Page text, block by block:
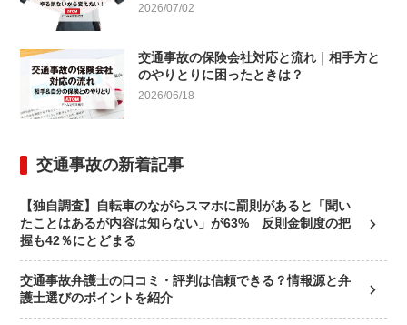
2026/07/02
交通事故の保険会社対応と流れ｜相手方と
のやりとりに困ったときは？
2026/06/18
交通事故の新着記事
【独自調査】自転車のながらスマホに罰則があると「聞い
たことはあるが内容は知らない」が63% 反則金制度の把
握も42％にとどまる
交通事故弁護士の口コミ・評判は信頼できる？情報源と弁
護士選びのポイントを紹介